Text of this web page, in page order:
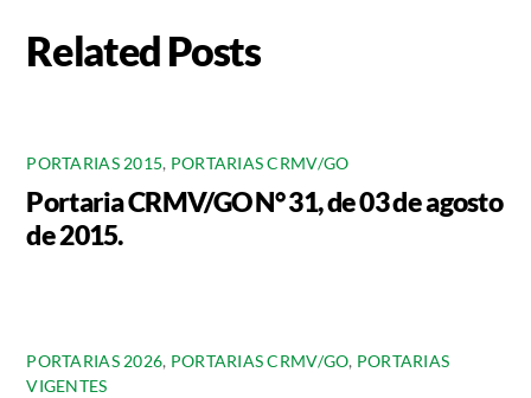
Related Posts
PORTARIAS 2015, PORTARIAS CRMV/GO
Portaria CRMV/GO N° 31, de 03 de agosto
de 2015.
PORTARIAS 2026, PORTARIAS CRMV/GO, PORTARIAS
VIGENTES